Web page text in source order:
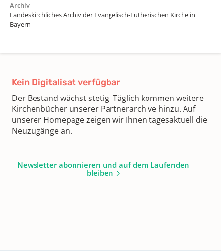
Archiv
Landeskirchliches Archiv der Evangelisch-Lutherischen Kirche in
Bayern
Kein Digitalisat verfügbar
Der Bestand wächst stetig. Täglich kommen weitere
Kirchenbücher unserer Partnerarchive hinzu. Auf
unserer Homepage zeigen wir Ihnen tagesaktuell die
Neuzugänge an.
Newsletter abonnieren und auf dem Laufenden
bleiben